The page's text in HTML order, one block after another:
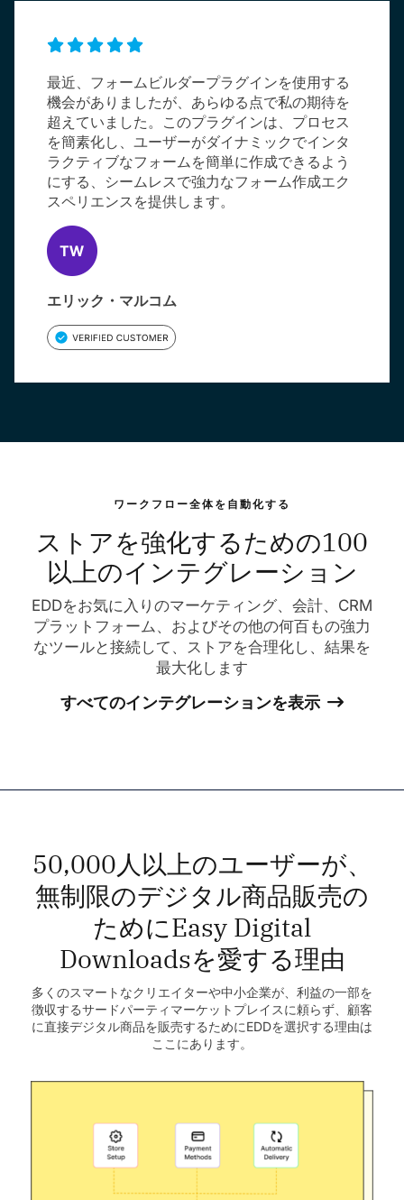
最近、フォームビルダープラグインを使用する
機会がありましたが、あらゆる点で私の期待を
超えていました。このプラグインは、プロセス
を簡素化し、ユーザーがダイナミックでインタ
ラクティブなフォームを簡単に作成できるよう
にする、シームレスで強力なフォーム作成エク
スペリエンスを提供します。
エリック・マルコム
ワークフロー全体を自動化する
ストアを強化するための100
以上のインテグレーション
EDDをお気に入りのマーケティング、会計、CRM
プラットフォーム、およびその他の何百もの強力
なツールと接続して、ストアを合理化し、結果を
最大化します
すべてのインテグレーションを表示
50,000人以上のユーザーが、
無制限のデジタル商品販売の
ためにEasy Digital
Downloadsを愛する理由
多くのスマートなクリエイターや中小企業が、利益の一部を
徴収するサードパーティマーケットプレイスに頼らず、顧客
に直接デジタル商品を販売するためにEDDを選択する理由は
ここにあります。